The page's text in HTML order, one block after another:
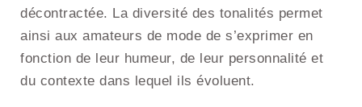
décontractée. La diversité des tonalités permet
ainsi aux amateurs de mode de s’exprimer en
fonction de leur humeur, de leur personnalité et
du contexte dans lequel ils évoluent.